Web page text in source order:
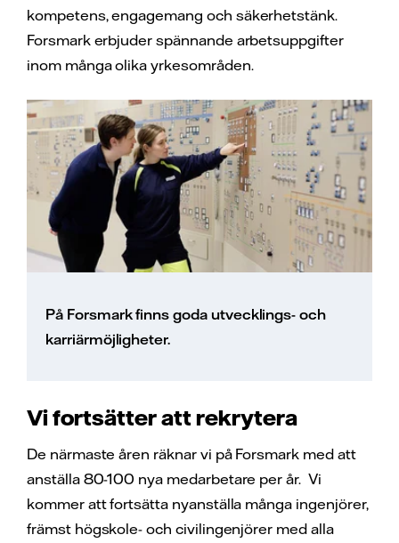
kompetens, engagemang och säkerhetstänk.
Forsmark erbjuder spännande arbetsuppgifter
inom många olika yrkesområden.
På Forsmark finns goda utvecklings- och
karriärmöjligheter.
Vi fortsätter att rekrytera
De närmaste åren räknar vi på Forsmark med att
anställa 80-100 nya medarbetare per år. Vi
kommer att fortsätta nyanställa många ingenjörer,
främst högskole- och civilingenjörer med alla